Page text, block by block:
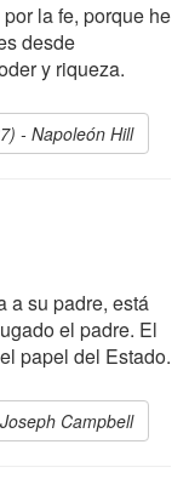
la fe, porque he
desde
y riqueza.
- Napoleón Hill
a su padre, está
el padre. El
papel del Estado.
Campbell